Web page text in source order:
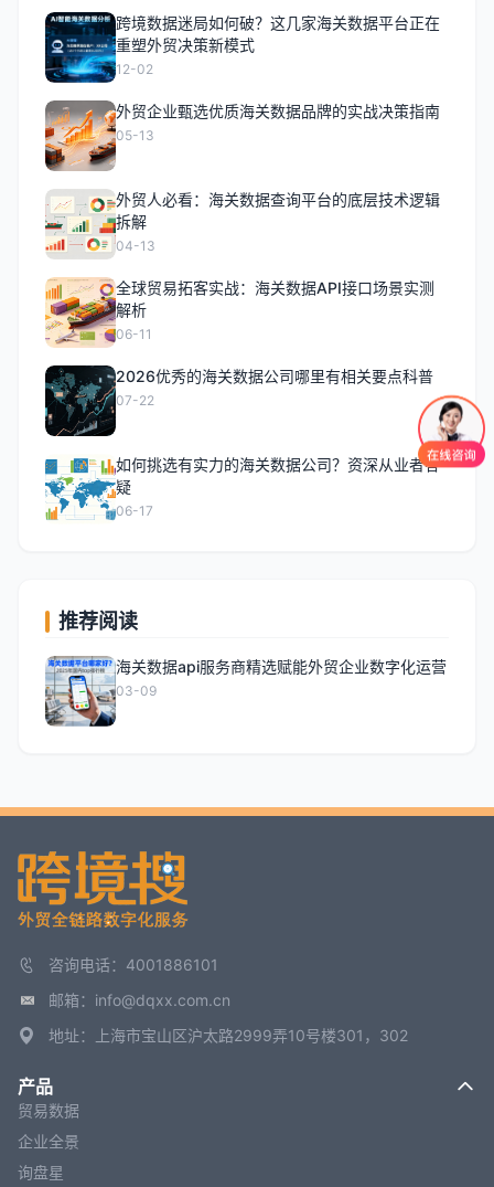
跨境数据迷局如何破？这几家海关数据平台正在
重塑外贸决策新模式
12-02
外贸企业甄选优质海关数据品牌的实战决策指南
05-13
外贸人必看：海关数据查询平台的底层技术逻辑
拆解
04-13
全球贸易拓客实战：海关数据API接口场景实测
解析
06-11
2026优秀的海关数据公司哪里有相关要点科普
07-22
如何挑选有实力的海关数据公司？资深从业者答
疑
06-17
推荐阅读
海关数据api服务商精选赋能外贸企业数字化运营
03-09
咨询电话：4001886101
邮箱：info@dqxx.com.cn
地址：上海市宝山区沪太路2999弄10号楼301，302
产品
贸易数据
企业全景
询盘星